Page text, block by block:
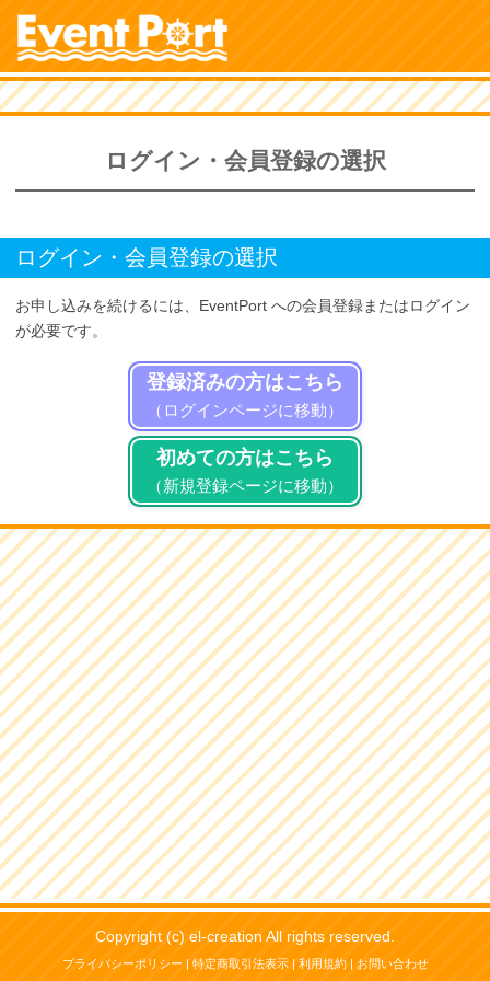
ログイン・会員登録の選択
ログイン・会員登録の選択
お申し込みを続けるには、EventPort への会員登録またはログイン
が必要です。
登録済みの方はこちら
（ログインページに移動）
初めての方はこちら
（新規登録ページに移動）
Copyright (c) el-creation All rights reserved.
プライバシーポリシー 特定商取引法表示| 利用規約| お問い合わせ